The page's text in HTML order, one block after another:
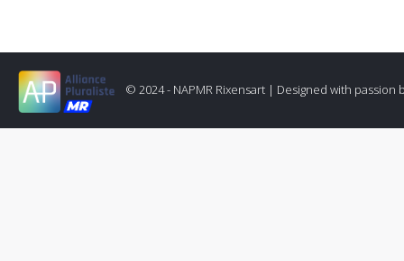
© 2024 - NAPMR Rixensart | Designed with passion